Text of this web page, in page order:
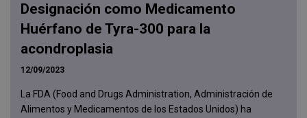
Designación como Medicamento
Huérfano de Tyra-300 para la
acondroplasia
12/09/2023
La FDA (Food and Drugs Administration, Administración de
Alimentos y Medicamentos de los Estados Unidos) ha